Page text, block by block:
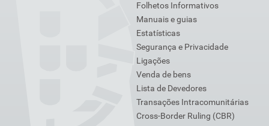
Folhetos Informativos
Manuais e guias
Estatísticas
Segurança e Privacidade
Ligações
Venda de bens
Lista de Devedores
Transações Intracomunitárias
Cross-Border Ruling (CBR)